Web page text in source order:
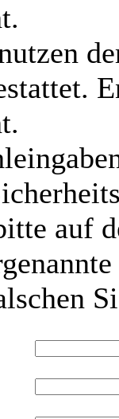
auf